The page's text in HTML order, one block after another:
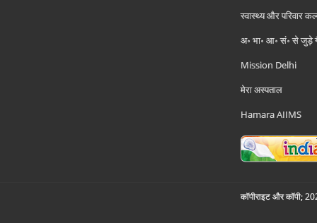
स्वास्थ्य और परिवार
अ॰ भा॰ आ॰ सं॰ से जुड़े
Mission Delhi
मेरा अस्पताल
Hamara AIIMS
कॉपीराइट और कॉपी;